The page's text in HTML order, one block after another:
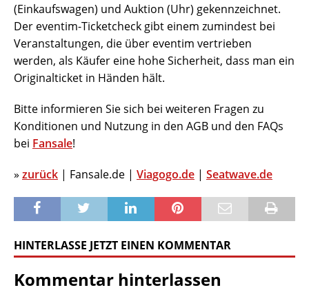
(Einkaufswagen) und Auktion (Uhr) gekennzeichnet.
Der eventim-Ticketcheck gibt einem zumindest bei
Veranstaltungen, die über eventim vertrieben
werden, als Käufer eine hohe Sicherheit, dass man ein
Originalticket in Händen hält.
Bitte informieren Sie sich bei weiteren Fragen zu
Konditionen und Nutzung in den AGB und den FAQs
bei Fansale!
» zurück | Fansale.de | Viagogo.de | Seatwave.de
HINTERLASSE JETZT EINEN KOMMENTAR
Kommentar hinterlassen